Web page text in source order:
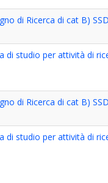
di Ricerca di cat B)
di studio per attività di
di Ricerca di cat B)
di studio per attività di